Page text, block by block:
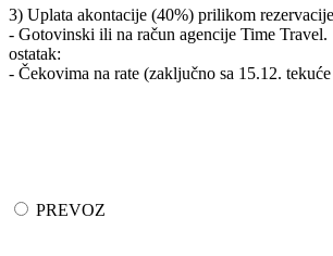
3) Uplata akontacije (40%) prilikom
- Gotovinski ili na račun agencije Time Travel.
ostatak:
- Čekovima na rate (zaključno sa 15.12.
PREVOZ